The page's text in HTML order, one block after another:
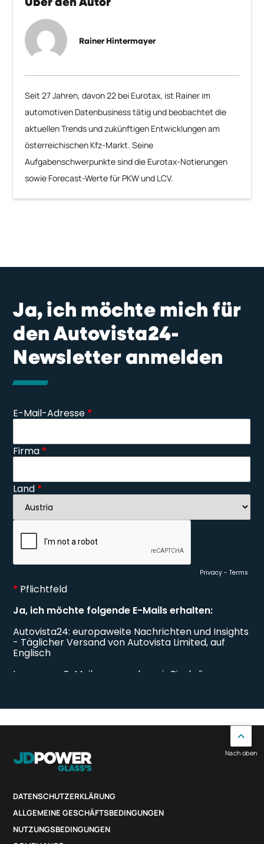
Rainer Hintermayer
Seit 27 Jahren, davon 22 bei Eurotax, ist Rainer im
automotiven Datenbusiness tätig und beobachtet die
aktuellen Trends und zukünftigen Entwicklungen am
österreichischen Kfz-Markt. Seine
Aufgabenschwerpunkte sind die Eurotax-Notierungen
sowie Forecast-Werte für PKW und LCV.
Ja, ich möchte mich für
den Autovista24-
Newsletter anmelden
DATENSCHUTZERKLÄRUNG
ALLGEMEINE GESCHÄFTSBEDINGUNGEN
NUTZUNGSBEDINGUNGEN
Nach oben